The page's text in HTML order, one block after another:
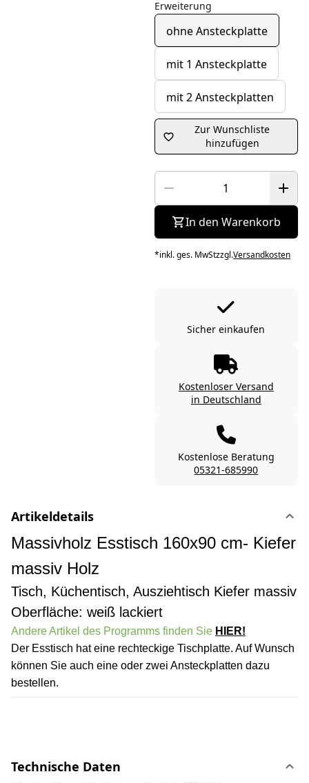
Erweiterung
ohne Ansteckplatte
mit 1 Ansteckplatte
mit 2 Ansteckplatten
Zur Wunschliste
hinzufügen
In den Warenkorb
*inkl. ges. MwStzzgl.Versandkosten
Sicher einkaufen
Kostenloser Versand
in Deutschland
Kostenlose Beratung
05321-685990
Artikeldetails
Massivholz Esstisch 160x90 cm- Kiefer
massiv Holz
Tisch, Küchentisch, Ausziehtisch Kiefer massiv
Oberfläche: weiß lackiert
Andere Artikel des Programms finden Sie HIER!
Der Esstisch hat eine rechteckige Tischplatte. Auf Wunsch
können Sie auch eine oder zwei Ansteckplatten dazu
bestellen.
Technische Daten